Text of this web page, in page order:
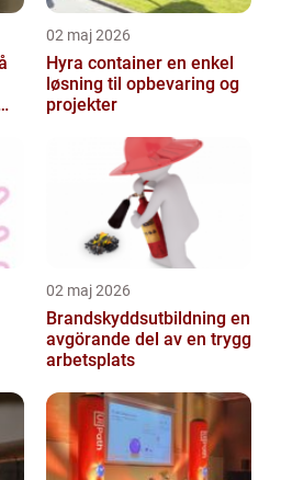
02 maj 2026
Hyra container en enkel
løsning til opbevaring og
projekter
02 maj 2026
Brandskyddsutbildning en
avgörande del av en trygg
arbetsplats